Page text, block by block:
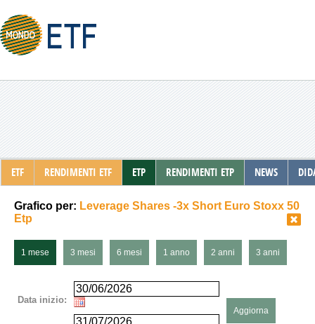
ETF RENDIMENTI ETF ETP RENDIMENTI ETP NEWS
Grafico per: Leverage Shares -3x Short Euro Stoxx 50
Etp
1 mese 3 mesi 6 mesi 1 anno 2 anni 3 anni
Data inizio:
Aggiorna